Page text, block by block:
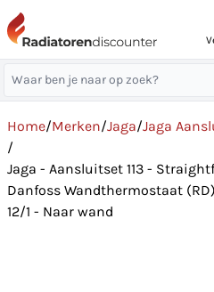
Home/Merken/Jaga/Jaga
/
Jaga - Aansluitset 113 -
Danfoss Wandthermostaat
12/1 - Naar wand